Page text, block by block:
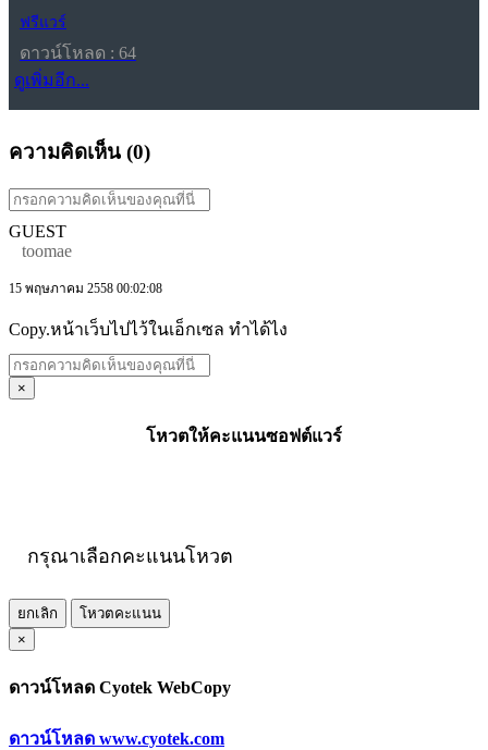
ฟรีแวร์
ดาวน์โหลด : 64
ดูเพิ่มอีก...
ความคิดเห็น (0)
GUEST
toomae
15 พฤษภาคม 2558 00:02:08
Copy.หน้าเว็บไปไว้ในเอ็กเซล ทำได้ไง
×
โหวตให้คะแนนซอฟต์แวร์
กรุณาเลือกคะแนนโหวต
ยกเลิก
โหวตคะแนน
×
ดาวน์โหลด Cyotek WebCopy
ดาวน์โหลด www.cyotek.com